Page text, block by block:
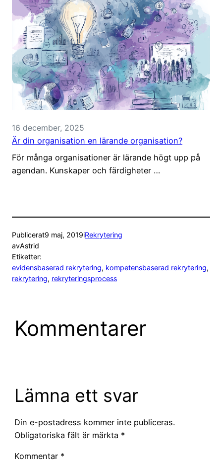
16 december, 2025
Är din organisation en lärande organisation?
För många organisationer är lärande högt upp på
agendan. Kunskaper och färdigheter …
Publicerat9 maj, 2019iRekrytering
avAstrid
Etiketter:
evidensbaserad rekrytering, kompetensbaserad rekrytering
rekrytering, rekryteringsprocess
Kommentarer
Lämna ett svar
Din e-postadress kommer inte publiceras.
Obligatoriska fält är märkta *
Kommentar *